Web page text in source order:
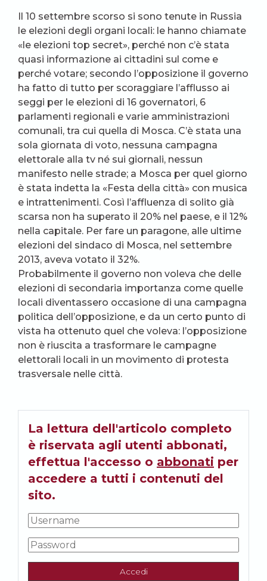
Il 10 settembre scorso si sono tenute in Russia
le elezioni degli organi locali: le hanno chiamate
«le elezioni top secret», perché non c’è stata
quasi informazione ai cittadini sul come e
perché votare; secondo l’opposizione il governo
ha fatto di tutto per scoraggiare l’afflusso ai
seggi per le elezioni di 16 governatori, 6
parlamenti regionali e varie amministrazioni
comunali, tra cui quella di Mosca. C’è stata una
sola giornata di voto, nessuna campagna
elettorale alla tv né sui giornali, nessun
manifesto nelle strade; a Mosca per quel giorno
è stata indetta la «Festa della città» con musica
e intrattenimenti. Così l’affluenza di solito già
scarsa non ha superato il 20% nel paese, e il 12%
nella capitale. Per fare un paragone, alle ultime
elezioni del sindaco di Mosca, nel settembre
2013, aveva votato il 32%.
Probabilmente il governo non voleva che delle
elezioni di secondaria importanza come quelle
locali diventassero occasione di una campagna
politica dell’opposizione, e da un certo punto di
vista ha ottenuto quel che voleva: l’opposizione
non è riuscita a trasformare le campagne
elettorali locali in un movimento di protesta
trasversale nelle città.
La lettura dell'articolo completo
è riservata agli utenti abbonati,
effettua l'accesso o abbonati per
accedere a tutti i contenuti del
sito.
Accedi